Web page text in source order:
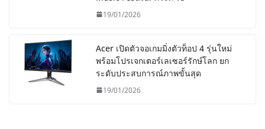
19/01/2026
Acer เปิดตัวจอเกมมิ่งตัวท็อป 4 รุ่นใหม่
พร้อมโปรเจกเตอร์เลเซอร์รักษ์โลก ยก
ระดับประสบการณ์ภาพขั้นสุด
19/01/2026